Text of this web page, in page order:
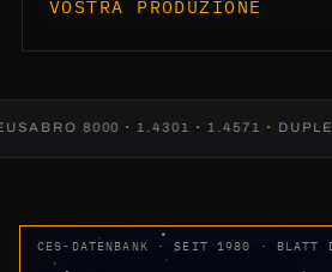
VOSTRA PRODUZIONE
8000· 1.4301 1.4571 DUPLEX
CES-DATENBANK · SEIT 1980 · BLATT